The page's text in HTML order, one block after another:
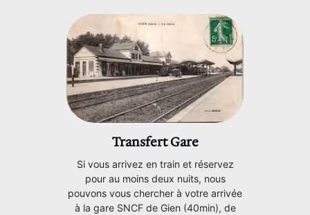
Transfert Gare
Si vous arrivez en train et réservez
pour au moins deux nuits, nous
pouvons vous chercher à votre arrivée
à la gare SNCF de Gien (40min), de